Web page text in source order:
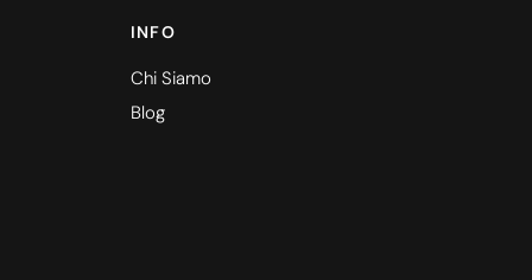
INFO
Chi Siamo
Blog